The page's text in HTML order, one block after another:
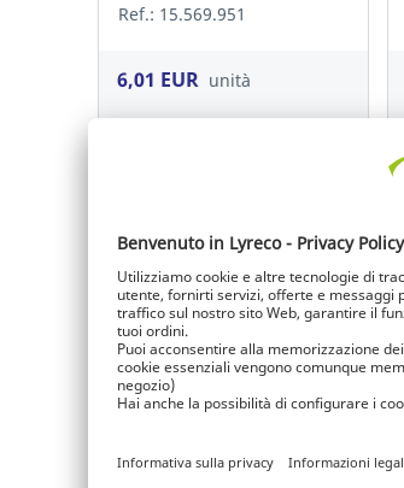
Ref.: 15.569.951
6,01 EUR unità
per disinfezione cute lesa